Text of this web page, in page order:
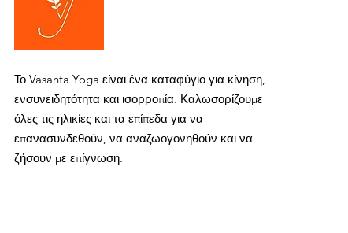
Το Vasanta Yoga είναι ένα καταφύγιο για κίνηση,
ενσυνειδητότητα και ισορροπία. Καλωσορίζουμε
όλες τις ηλικίες και τα επίπεδα για να
επανασυνδεθούν, να αναζωογονηθούν και να
ζήσουν με επίγνωση.